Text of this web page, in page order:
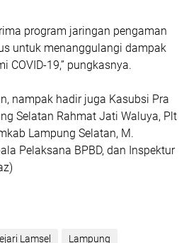
program jaringan pengaman
untuk menanggulangi dampak
COVID-19,” pungkasnya.
nampak hadir juga Kasubsi Pra
Selatan Rahmat Jati Waluya, Plt
Lampung Selatan, M.
Pelaksana BPBD, dan Inspektur
Lamsel Lampung